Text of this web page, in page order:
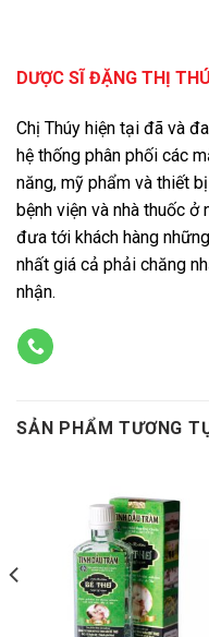
DƯỢC SĨ ĐẶNG THỊ
Chị Thúy hiện tại đã và
hệ thống phân phối các
năng, mỹ phẩm và thiết
bệnh viện và nhà thuốc
đưa tới khách hàng
nhất giá cả phải chăng
nhận.
SẢN PHẨM TƯƠNG